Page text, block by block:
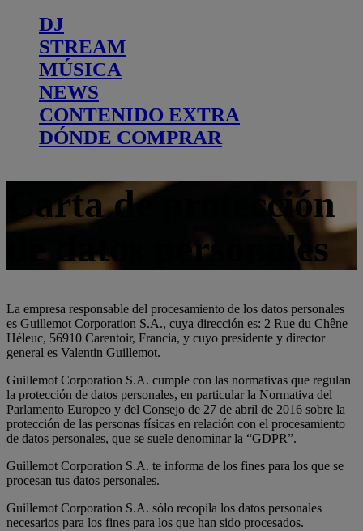
DJ
STREAM
MÚSICA
NEWS
CONTENIDO EXTRA
DÓNDE COMPRAR
Carta de protección
de datos personales
La empresa responsable del procesamiento de los datos personales
es Guillemot Corporation S.A., cuya dirección es: 2 Rue du Chêne
Héleuc, 56910 Carentoir, Francia, y cuyo presidente y director
general es Valentin Guillemot.
Guillemot Corporation S.A. cumple con las normativas que regulan
la protección de datos personales, en particular la Normativa del
Parlamento Europeo y del Consejo de 27 de abril de 2016 sobre la
protección de las personas físicas en relación con el procesamiento
de datos personales, que se suele denominar la “GDPR”.
Guillemot Corporation S.A. te informa de los fines para los que se
procesan tus datos personales.
Guillemot Corporation S.A. sólo recopila los datos personales
necesarios para los fines para los que han sido procesados.